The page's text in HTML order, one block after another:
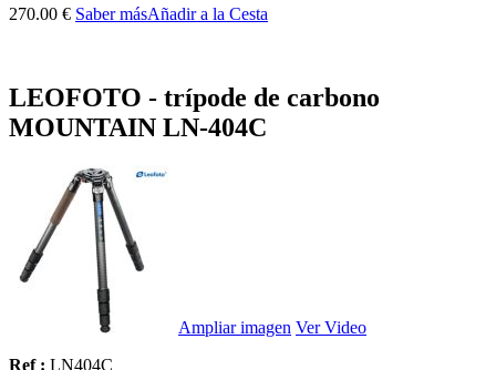
270.00 € Saber másAñadir a la Cesta
LEOFOTO - trípode de carbono
MOUNTAIN LN-404C
Ampliar imagen Ver Video
Ref : LN404C